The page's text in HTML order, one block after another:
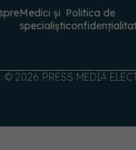
Medici și
specialiști
Politica de
© 2026 PRESS MEDIA